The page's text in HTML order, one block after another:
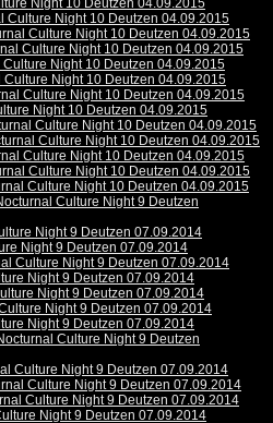
Night 10 Deutzen 04.09.2015
Culture Night 10 Deutzen 04.09.2015
Culture Night 10 Deutzen 04.09.2015
Culture Night 10 Deutzen 04.09.2015
Culture Night 10 Deutzen 04.09.2015
Culture Night 10 Deutzen 04.09.2015
Culture Night 10 Deutzen 04.09.2015
Night 10 Deutzen 04.09.2015
Culture Night 10 Deutzen 04.09.2015
Culture Night 10 Deutzen 04.09.2015
Culture Night 10 Deutzen 04.09.2015
Culture Night 10 Deutzen 04.09.2015
Culture Night 10 Deutzen 04.09.2015
Culture Night 9 Deutzen
Night 9 Deutzen 07.09.2014
Night 9 Deutzen 07.09.2014
Culture Night 9 Deutzen 07.09.2014
Night 9 Deutzen 07.09.2014
Night 9 Deutzen 07.09.2014
Night 9 Deutzen 07.09.2014
Night 9 Deutzen 07.09.2014
Culture Night 9 Deutzen
Culture Night 9 Deutzen 07.09.2014
Culture Night 9 Deutzen 07.09.2014
Culture Night 9 Deutzen 07.09.2014
Night 9 Deutzen 07.09.2014